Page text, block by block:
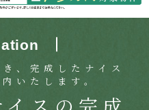
、完成したナイス
いたします。